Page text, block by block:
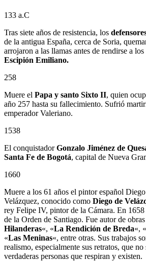
133 a.C
Tras siete años de resistencia, los
de la antigua España, cerca de Soria,
arrojaron a las llamas antes de rendirse a
Escipión Emiliano.
258
Muere el Papa y santo Sixto II, quien
año 257 hasta su fallecimiento. Sufrió
emperador Valeriano.
1538
El conquistadorGonzalo Jiménez de
Santa Fe de Bogotá, capital de Nueva
1660
Muere a los 61 años el pintor español
Velázquez, conocido como Diego de
rey Felipe IV, pintor de la Cámara. En
de la Orden de Santiago. Fue autor de
Hilanderas«, «La Rendición de Breda«, «
«Las Meninas«, entre otras. Sus trabajos
realismo, especialmente sus retratos, que
verdaderas personas que respiran y existen.